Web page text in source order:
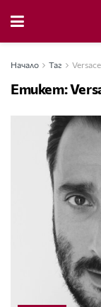
Начало Таг Versace
Етикет: